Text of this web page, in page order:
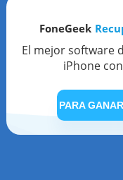
FoneGeek
El mejor software
iPhone
PARA GANAR